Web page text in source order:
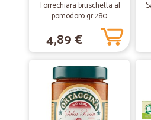
Torrechiara bruschetta al
pomodoro gr.280
4,89 €